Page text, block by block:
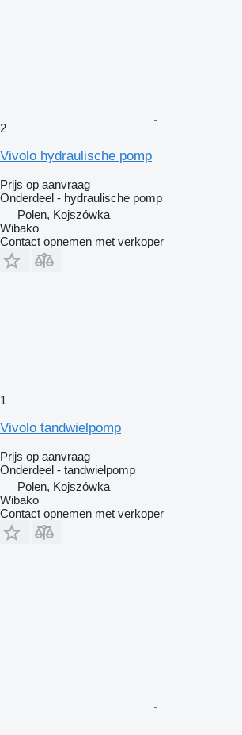
2
Vivolo hydraulische pomp
Prijs op aanvraag
Onderdeel - hydraulische pomp
Polen, Kojszówka
Wibako
Contact opnemen met verkoper
1
Vivolo tandwielpomp
Prijs op aanvraag
Onderdeel - tandwielpomp
Polen, Kojszówka
Wibako
Contact opnemen met verkoper